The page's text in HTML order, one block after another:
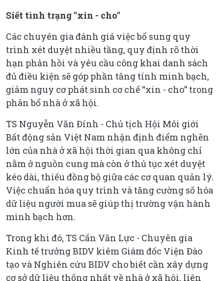
Siết tình trạng "xin - cho"
Các chuyên gia đánh giá việc bổ sung quy
trình xét duyệt nhiều tầng, quy định rõ thời
hạn phản hồi và yêu cầu công khai danh sách
đủ điều kiện sẽ góp phần tăng tính minh bạch,
giảm nguy cơ phát sinh cơ chế “xin - cho” trong
phân bổ nhà ở xã hội.
TS Nguyễn Văn Đính - Chủ tịch Hội Môi giới
Bất động sản Việt Nam nhận định điểm nghẽn
lớn của nhà ở xã hội thời gian qua không chỉ
nằm ở nguồn cung mà còn ở thủ tục xét duyệt
kéo dài, thiếu đồng bộ giữa các cơ quan quản lý.
Việc chuẩn hóa quy trình và tăng cường số hóa
dữ liệu người mua sẽ giúp thị trường vận hành
minh bạch hơn.
Trong khi đó, TS Cấn Văn Lực - Chuyên gia
Kinh tế trưởng BIDV kiêm Giám đốc Viện Đào
tạo và Nghiên cứu BIDV cho biết cần xây dựng
cơ sở dữ liệu thống nhất về nhà ở xã hội, liên